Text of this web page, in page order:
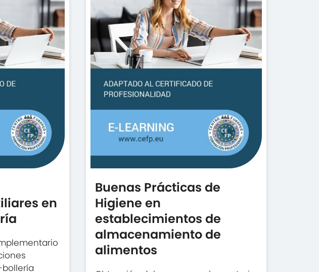
en
Buenas Prácticas de
Higiene en
establecimientos de
almacenamiento de
alimentos